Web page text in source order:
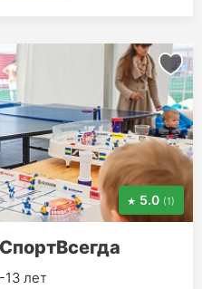
5.0 (1)
13 лет